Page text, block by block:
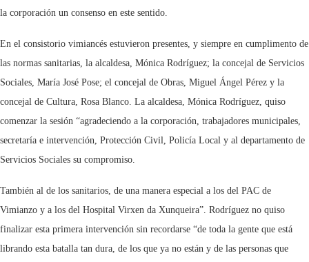
la corporación un consenso en este sentido.
En el consistorio vimiancés estuvieron presentes, y siempre en cumplimento de
las normas sanitarias, la alcaldesa, Mónica Rodríguez; la concejal de Servicios
Sociales, María José Pose; el concejal de Obras, Miguel Ángel Pérez y la
concejal de Cultura, Rosa Blanco. La alcaldesa, Mónica Rodríguez, quiso
comenzar la sesión “agradeciendo a la corporación, trabajadores municipales,
secretaría e intervención, Protección Civil, Policía Local y al departamento de
Servicios Sociales su compromiso.
También al de los sanitarios, de una manera especial a los del PAC de
Vimianzo y a los del Hospital Virxen da Xunqueira”. Rodríguez no quiso
finalizar esta primera intervención sin recordarse “de toda la gente que está
librando esta batalla tan dura, de los que ya no están y de las personas que